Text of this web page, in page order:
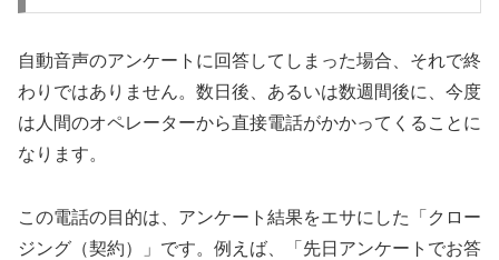
自動音声のアンケートに回答してしまった場合、それで終
わりではありません。数日後、あるいは数週間後に、今度
は人間のオペレーターから直接電話がかかってくることに
なります。
この電話の目的は、アンケート結果をエサにした「クロー
ジング（契約）」です。例えば、「先日アンケートでお答